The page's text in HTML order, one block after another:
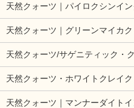
天然クォーツ｜パイロクシンイン
天然クォーツ｜グリーンマイカク
天然クォーツ/サゲニティック・
天然クォーツ・ホワイトクレイク
天然クォーツ｜マンナーダイト